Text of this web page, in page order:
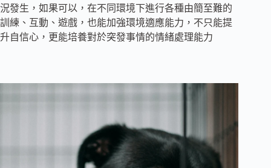
況發生，如果可以，在不同環境下進行各種由簡至難的
訓練、互動、遊戲，也能加強環境適應能力，不只能提
升自信心，更能培養對於突發事情的情緒處理能力